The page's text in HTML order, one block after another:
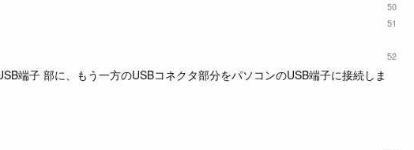
50
51
52
端子 部に、もう一方のUSBコネクタ部分をパソコンのUSB端子に接続しま